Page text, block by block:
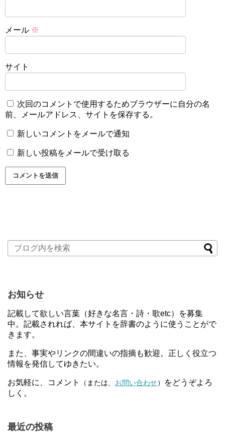
メール ※
サイト
次回のコメントで使用するためブラウザーに自分の名
前、メールアドレス、サイトを保存する。
新しいコメントをメールで通知
新しい投稿をメールで受け取る
お知らせ
記載して欲しい言葉（好きな名言・詩・歌etc）を募集
中。記載されれば、本サイトを辞書のように使うことがで
きます。
また、事実やリンクの間違いの指摘も歓迎。正しく役立つ
情報を発信してゆきたい。
お気軽に、コメント （または、 お問い合わせ）
をどうぞよろ
しく。
最近の投稿